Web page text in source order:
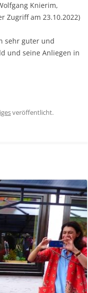
Knierim,
Zugriff am 23.10.2022)
sehr guter und
und seine Anliegen in
veröffentlicht.